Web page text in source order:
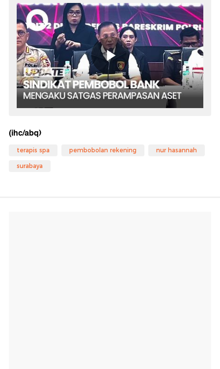
(ihc/abq)
terapis spa pembobolan rekening nur hasannah
surabaya